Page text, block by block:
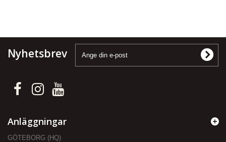
Nyhetsbrev
Anläggningar
GÖTEBORG (HQ)